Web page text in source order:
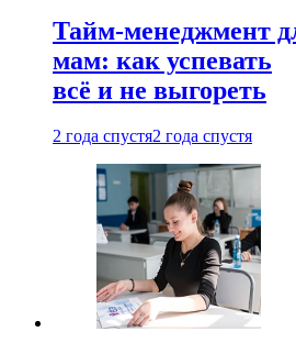
Тайм-менеджмент
мам: как успевать
всё и не выгореть
2 года спустя2 года спустя